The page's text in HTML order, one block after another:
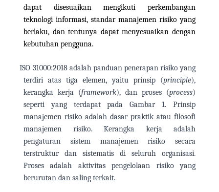
dapat disesuaikan mengikuti perkembangan
teknologi informasi, standar manajemen risiko yang
berlaku, dan tentunya dapat menyesuaikan dengan
kebutuhan pengguna.
ISO 31000:2018 adalah panduan penerapan risiko yang
terdiri atas tiga elemen, yaitu prinsip (principle),
kerangka kerja (framework), dan proses (process)
seperti yang terdapat pada Gambar 1. Prinsip
manajemen risiko adalah dasar praktik atau filosofi
manajemen risiko. Kerangka kerja adalah
pengaturan sistem manajemen risiko secara
terstruktur dan sistematis di seluruh organisasi.
Proses adalah aktivitas pengelolaan risiko yang
berurutan dan saling terkait.